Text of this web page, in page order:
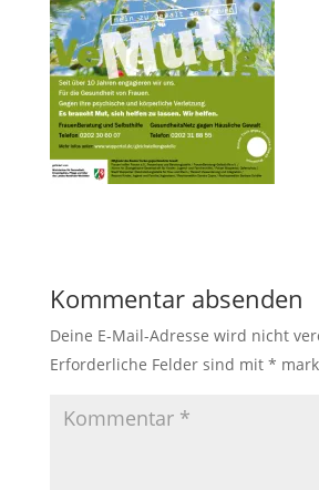
Kommentar absenden
Deine E-Mail-Adresse wird nicht
Erforderliche Felder sind mit *